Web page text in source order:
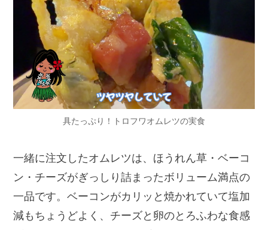
具たっぷり！トロフワオムレツの実食
一緒に注文したオムレツは、ほうれん草・ベーコ
ン・チーズがぎっしり詰まったボリューム満点の
一品です。ベーコンがカリッと焼かれていて塩加
減もちょうどよく、チーズと卵のとろふわな食感